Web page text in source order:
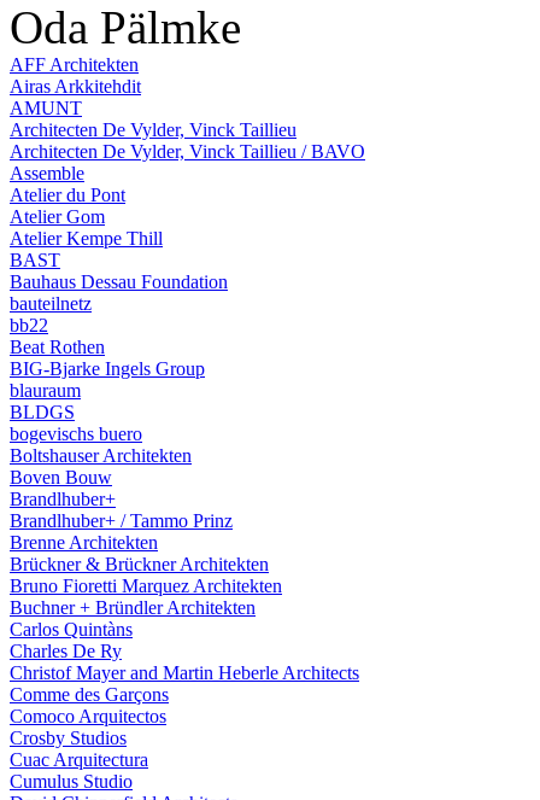
Oda Pälmke
AFF Architekten
Airas Arkkitehdit
AMUNT
Architecten De Vylder, Vinck Taillieu
Architecten De Vylder, Vinck Taillieu / BAVO
Assemble
Atelier du Pont
Atelier Gom
Atelier Kempe Thill
BAST
Bauhaus Dessau Foundation
bauteilnetz
bb22
Beat Rothen
BIG-Bjarke Ingels Group
blauraum
BLDGS
bogevischs buero
Boltshauser Architekten
Boven Bouw
Brandlhuber+
Brandlhuber+ / Tammo Prinz
Brenne Architekten
Brückner & Brückner Architekten
Bruno Fioretti Marquez Architekten
Buchner + Bründler Architekten
Carlos Quintàns
Charles De Ry
Christof Mayer and Martin Heberle Architects
Comme des Garçons
Comoco Arquitectos
Crosby Studios
Cuac Arquitectura
Cumulus Studio